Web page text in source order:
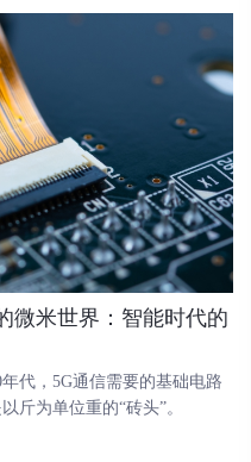
微米世界：智能时代的
代，5G通信需要的基础电路
斤为单位重的“砖头”。